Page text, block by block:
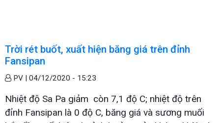
Trời rét buốt, xuất hiện băng giá trên đỉnh
Fansipan
PV | 04/12/2020 - 15:23
Nhiệt độ Sa Pa giảm còn 7,1 độ C; nhiệt độ trên
đỉnh Fansipan là 0 độ C, băng giá và sương muối